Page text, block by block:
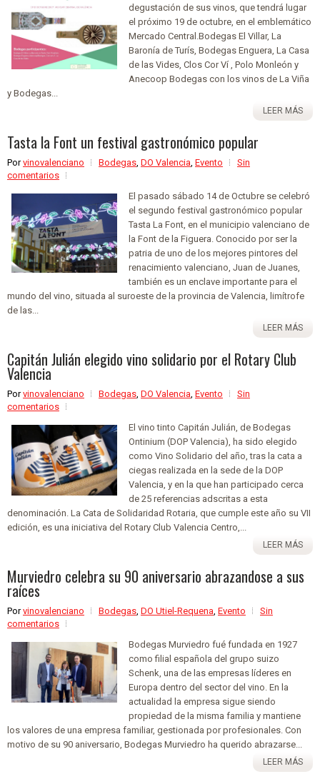
degustación de sus vinos, que tendrá lugar
el próximo 19 de octubre, en el emblemático
Mercado Central.Bodegas El Villar, La
Baronía de Turís, Bodegas Enguera, La Casa
de las Vides, Clos Cor Ví , Polo Monleón y
Anecoop Bodegas con los vinos de La Viña
y Bodegas...
LEER MÁS
Tasta la Font un festival gastronómico popular
Porvinovalenciano Bodegas, DO Valencia, Evento
Sin
comentarios
El pasado sábado 14 de Octubre se celebró
el segundo festival gastronómico popular
Tasta La Font, en el municipio valenciano de
la Font de la Figuera. Conocido por ser la
patria de uno de los mejores pintores del
renacimiento valenciano, Juan de Juanes,
también es un enclave importante para el
mundo del vino, situada al suroeste de la provincia de Valencia, limítrofe
de las...
LEER MÁS
Capitán Julián elegido vino solidario por el Rotary Club
Valencia
Porvinovalenciano Bodegas, DO Valencia, Evento
Sin
comentarios
El vino tinto Capitán Julián, de Bodegas
Ontinium (DOP Valencia), ha sido elegido
como Vino Solidario del año, tras la cata a
ciegas realizada en la sede de la DOP
Valencia, y en la que han participado cerca
de 25 referencias adscritas a esta
denominación. La Cata de Solidaridad Rotaria, que cumple este año su VII
edición, es una iniciativa del Rotary Club Valencia Centro,...
LEER MÁS
Murviedro celebra su 90 aniversario abrazandose a sus
raíces
Porvinovalenciano Bodegas, DO Utiel-Requena, Evento
Sin
comentarios
Bodegas Murviedro fué fundada en 1927
como filial española del grupo suizo
Schenk, una de las empresas líderes en
Europa dentro del sector del vino. En la
actualidad la empresa sigue siendo
propiedad de la misma familia y mantiene
los valores de una empresa familiar, gestionada por profesionales. Con
motivo de su 90 aniversario, Bodegas Murviedro ha querido abrazarse...
LEER MÁS